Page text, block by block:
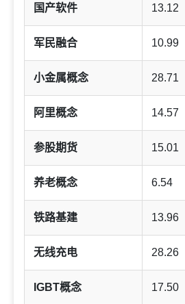
国产软件 13.12
军民融合 10.99
小金属概念 28.71
阿里概念 14.57
参股期货 15.01
养老概念 6.54
铁路基建 13.96
无线充电 28.26
IGBT概念 17.50